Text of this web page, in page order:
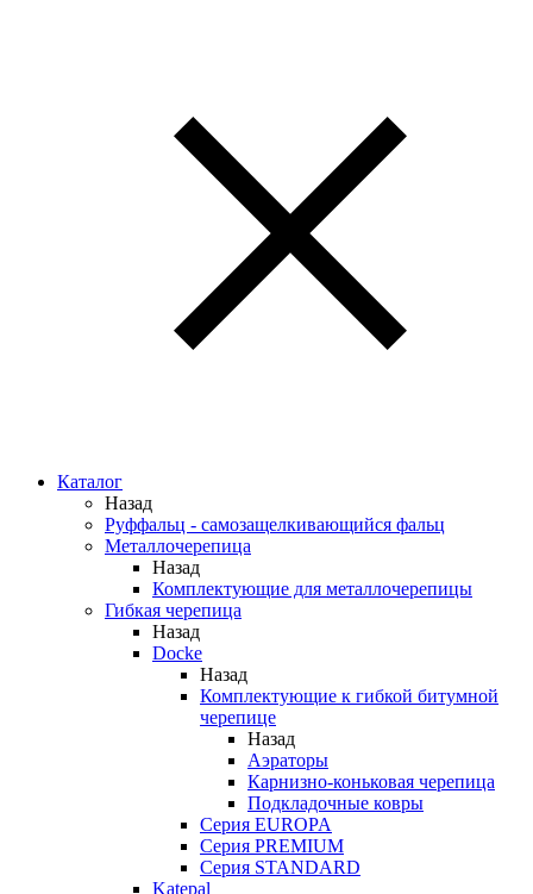
Каталог
Назад
Руффальц - самозащелкивающийся фальц
Металлочерепица
Назад
Комплектующие для металлочерепицы
Гибкая черепица
Назад
Docke
Назад
Комплектующие к гибкой битумной
черепице
Назад
Аэраторы
Карнизно-коньковая черепица
Подкладочные ковры
Серия EUROPA
Серия PREMIUM
Серия STANDARD
Katepal